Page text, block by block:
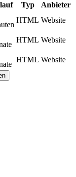
Typ
Anbieter
HTML Website
HTML Website
HTML Website